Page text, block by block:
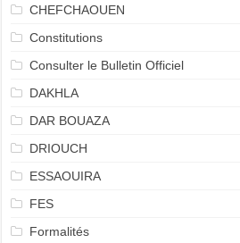
CHEFCHAOUEN
Constitutions
Consulter le Bulletin Officiel
DAKHLA
DAR BOUAZA
DRIOUCH
ESSAOUIRA
FES
Formalités